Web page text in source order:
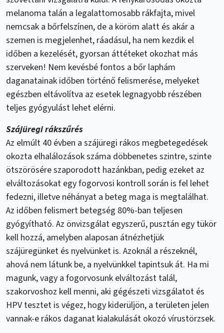
melanoma talán a legalattomosabb rákfajta, mivel
nemcsak a bőrfelszínen, de a köröm alatt és akár a
szemen is megjelenhet, ráadásul, ha nem kezdik el
időben a kezelését, gyorsan áttéteket okozhat más
szerveken! Nem kevésbé fontos a bőr laphám
daganatainak időben történő felismerése, melyeket
egészben eltávolítva az esetek legnagyobb részében
teljes gyógyulást lehet elérni.
Szájüregi rákszűrés
Az elmúlt 40 évben a szájüregi rákos megbetegedések
okozta elhalálozások száma döbbenetes szintre, szinte
ötszörösére szaporodott hazánkban, pedig ezeket az
elváltozásokat egy fogorvosi kontroll során is fel lehet
fedezni, illetve néhányat a beteg maga is megtalálhat.
Az időben felismert betegség 80%-ban teljesen
gyógyítható. Az önvizsgálat egyszerű, pusztán egy tükör
kell hozzá, amelyben alaposan átnézhetjük
szájüregünket és nyelvünket is. Azoknál a részeknél,
ahová nem látunk be, a nyelvünkkel tapintsuk át. Ha mi
magunk, vagy a fogorvosunk elváltozást talál,
szakorvoshoz kell menni, aki gégészeti vizsgálatot és
HPV tesztet is végez, hogy kiderüljön, a területen jelen
vannak-e rákos daganat kialakulását okozó vírustörzsek.